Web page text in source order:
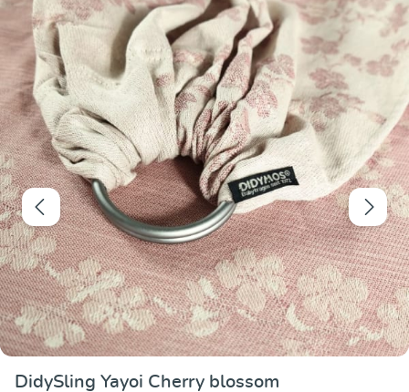
DidySling Yayoi Cherry blossom